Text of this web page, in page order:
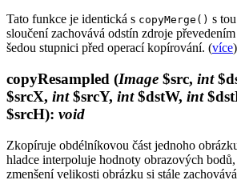
Tato funkce je identická s copyMerge() s
sloučení zachovává odstín zdroje
šedou stupnici před operací kopírování. (více)
copyResampled (Image $src, int
$srcX, int$srcY, int$dstW, int
$srcH): void
Zkopíruje obdélníkovou část jednoho
hladce interpoluje hodnoty obrazových bodů,
zmenšení velikosti obrázku si stále